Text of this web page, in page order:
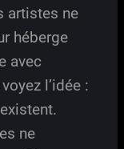
artistes ne
héberge
avec
l’idée :
ne